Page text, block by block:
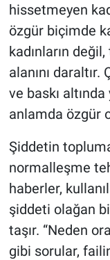
hissetmeyen
özgür biçimde
kadınların
alanını
ve baskı
anlamda özgür
Şiddetin
normalleşme
haberler,
şiddeti olağan
taşır. “Neden
gibi sorular,